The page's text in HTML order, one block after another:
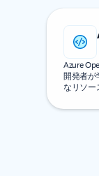
Azure
開発者が
なリソー